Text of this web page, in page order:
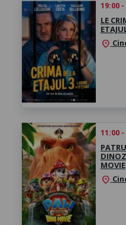
19:00
LE
location_on
11:00
MOVIE
location_on